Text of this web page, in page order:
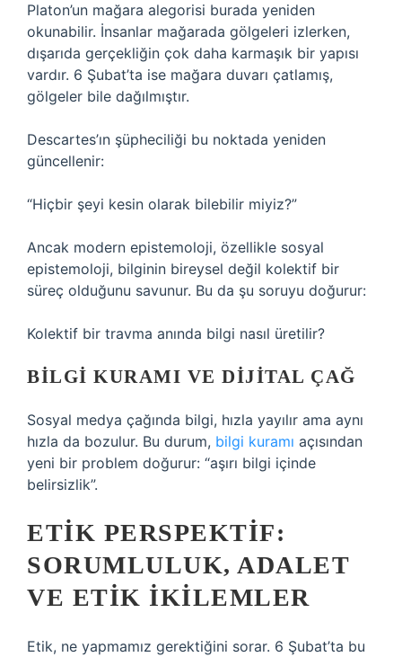
Platon’un mağara alegorisi burada yeniden
okunabilir. İnsanlar mağarada gölgeleri izlerken,
dışarıda gerçekliğin çok daha karmaşık bir yapısı
vardır. 6 Şubat’ta ise mağara duvarı çatlamış,
gölgeler bile dağılmıştır.
Descartes’ın şüpheciliği bu noktada yeniden
güncellenir:
“Hiçbir şeyi kesin olarak bilebilir miyiz?”
Ancak modern epistemoloji, özellikle sosyal
epistemoloji, bilginin bireysel değil kolektif bir
süreç olduğunu savunur. Bu da şu soruyu doğurur:
Kolektif bir travma anında bilgi nasıl üretilir?
BILGI KURAMI VE DIJITAL ÇAĞ
Sosyal medya çağında bilgi, hızla yayılır ama aynı
hızla da bozulur. Bu durum, bilgi kuramı açısından
yeni bir problem doğurur: “aşırı bilgi içinde
belirsizlik”.
ETIK PERSPEKTIF:
SORUMLULUK, ADALET
VE ETIK İKILEMLER
Etik, ne yapmamız gerektiğini sorar. 6 Şubat’ta bu